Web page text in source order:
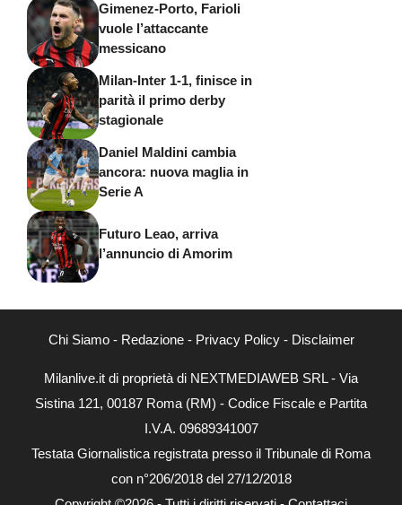
Gimenez-Porto, Farioli
vuole l’attaccante
messicano
Milan-Inter 1-1, finisce in
parità il primo derby
stagionale
Daniel Maldini cambia
ancora: nuova maglia in
Serie A
Futuro Leao, arriva
l’annuncio di Amorim
Chi Siamo- Redazione- Privacy Policy- Disclaimer
Milanlive.it di proprietà di NEXTMEDIAWEB SRL - Via
Sistina 121, 00187 Roma (RM) - Codice Fiscale e Partita
I.V.A. 09689341007
Testata Giornalistica registrata presso il Tribunale di Roma
con n°206/2018 del 27/12/2018